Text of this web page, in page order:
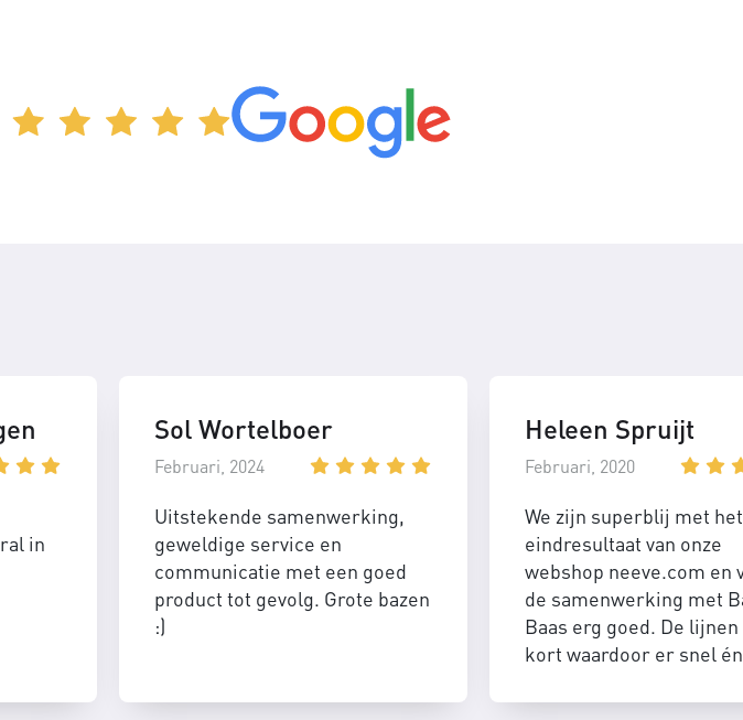
in
Sol Wortelboer
Februari, 2024
Uitstekende samenwerking,
geweldige service en
communicatie met een goed
product tot gevolg. Grote bazen
:)
Heleen Spruijt
Februari, 2020
We zijn superblij met het
eindresultaat van onze
webshop neeve.com en
de samenwerking met
Baas erg goed. De
kort waardoor er snel én
worden.